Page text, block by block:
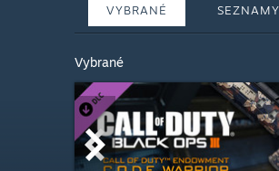
VYBRANÉ SEZNAMY
Vybrané